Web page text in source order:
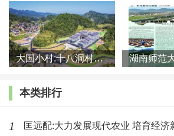
法：切忌一哄而上，落入俗套。不少
代中国社会史研究的相关栏目，有点
时期的研究刚刚起步，方兴未艾，要
国社会、中国农村资料的抢救与保护
作的加强、解读资料能力的提高，研
大国小村:十八洞村的现代变迁是一道美丽的风景线
本类排行
1 匡远配:大力发展现代农业 培育经济